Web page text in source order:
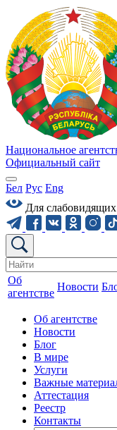
Национальное
Официальный сайт
Бел Рус Eng
Для слабовидящих
Об
агентстве
Новости
Об агентстве
Новости
Блог
В мире
Услуги
Важные
Аттестация
Реестр
Контакты